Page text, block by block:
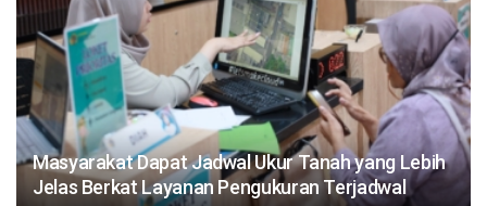
Masyarakat Dapat Jadwal Ukur Tanah yang Lebih
Jelas Berkat Layanan Pengukuran Terjadwal